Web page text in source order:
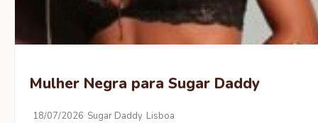
Mulher Negra para Sugar Daddy
18/07/2026 Sugar Daddy Lisboa